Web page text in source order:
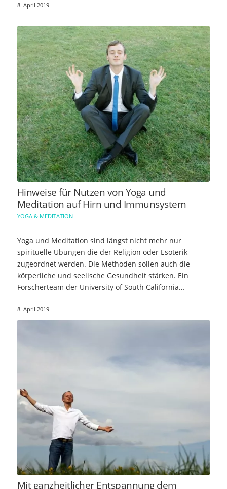
8. April 2019
Hinweise für Nutzen von Yoga und
Meditation auf Hirn und Immunsystem
YOGA & MEDITATION
Yoga und Meditation sind längst nicht mehr nur
spirituelle Übungen die der Religion oder Esoterik
zugeordnet werden. Die Methoden sollen auch die
körperliche und seelische Gesundheit stärken. Ein
Forscherteam der University of South California…
8. April 2019
Mit ganzheitlicher Entspannung dem